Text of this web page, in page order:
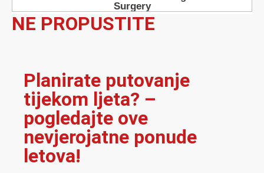
NE PROPUSTITE
Planirate putovanje
tijekom ljeta? –
pogledajte ove
nevjerojatne ponude
letova!